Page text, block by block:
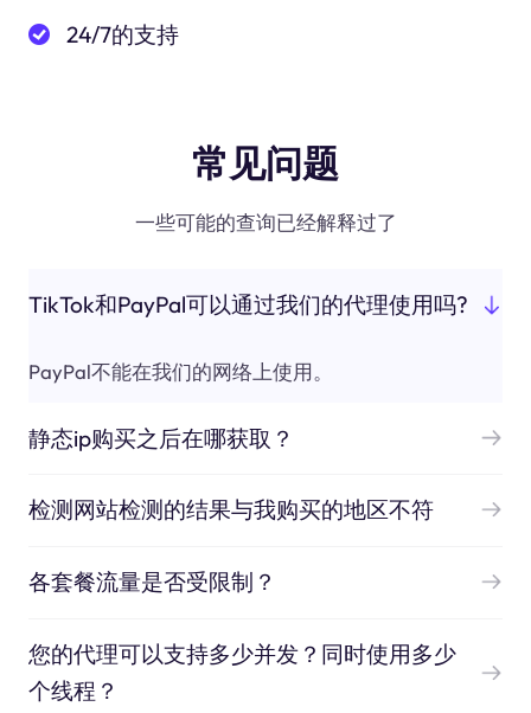
24/7的支持
常见问题
一些可能的查询已经解释过了
TikTok和PayPal可以通过我们的代理使用吗?
PayPal不能在我们的网络上使用。
静态ip购买之后在哪获取？
检测网站检测的结果与我购买的地区不符
各套餐流量是否受限制？
您的代理可以支持多少并发？同时使用多少
个线程？